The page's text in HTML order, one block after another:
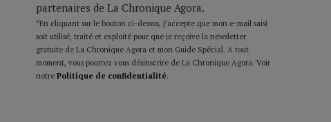
partenaires de La Chronique Agora.
*En cliquant sur le bouton ci-dessus, j’accepte que mon e-mail saisi
soit utilisé, traité et exploité pour que je reçoive la newsletter
gratuite de La Chronique Agora et mon Guide Spécial. A tout
moment, vous pourrez vous désinscrire de La Chronique Agora. Voir
notre Politique de confidentialité.